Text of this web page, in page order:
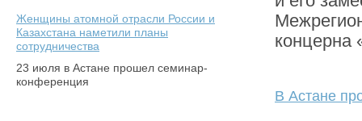
Женщины атомной отрасли России и
Казахстана наметили планы
сотрудничества
23 июля в Астане прошел семинар-
конференция
концерна
В Астане